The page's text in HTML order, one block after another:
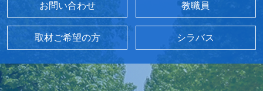
お問い合わせ 教職員
取材ご希望の方 シラバス